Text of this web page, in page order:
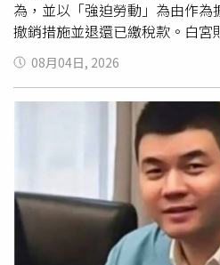
為，並以「強迫勞動」為由作
撤銷措施並退還已繳稅款。白宮
國法律授權。據美國財經媒體
已在3日提交至美國國際貿易法
International Trade），挑戰川
的大部分進口商品，課徵10%
濟體合計占美國進口總額的
相關關稅措施對美國貿易造成
行相關關稅措施，同時命令聯邦
款項。紐約州總檢察長詹樂霞（
示：「在聯邦最高法院敗訴後，
一輪關稅，以非法方式提高家
08月04日, 2026